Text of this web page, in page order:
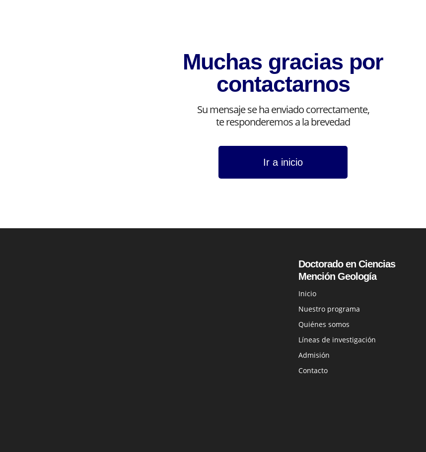
Muchas gracias por
contactarnos
Su mensaje se ha enviado correctamente,
te responderemos a la brevedad
Ir a inicio
Doctorado en Ciencias
Mención Geología
Inicio
Nuestro programa
Quiénes somos
Líneas de investigación
Admisión
Contacto